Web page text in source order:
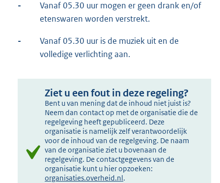
-
Vanaf 05.30 uur mogen er geen drank en/of
etenswaren worden verstrekt.
-
Vanaf 05.30 uur is de muziek uit en de
volledige verlichting aan.
Ziet u een fout in deze regeling?
Bent u van mening dat de inhoud niet juist is?
Neem dan contact op met de organisatie die de
regelgeving heeft gepubliceerd. Deze
organisatie is namelijk zelf verantwoordelijk
voor de inhoud van de regelgeving. De naam
van de organisatie ziet u bovenaan de
regelgeving. De contactgegevens van de
organisatie kunt u hier opzoeken:
organisaties.overheid.nl.